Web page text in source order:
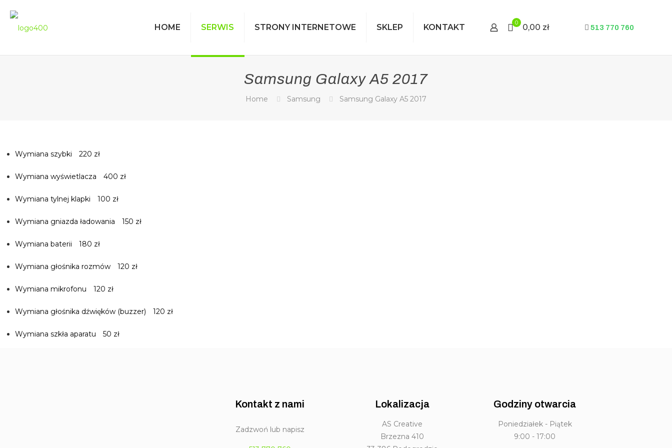
HOME SERWIS STRONY INTERNETOWE SKLEP KONTAKT 0 0,00 zł 513 770 760
Samsung Galaxy A5 2017
Home Samsung Samsung Galaxy A5 2017
Wymiana szybki 220 zł
Wymiana wyświetlacza 400 zł
Wymiana tylnej klapki 100 zł
Wymiana gniazda ładowania 150 zł
Wymiana baterii 180 zł
Wymiana głośnika rozmów 120 zł
Wymiana mikrofonu 120 zł
Wymiana głośnika dźwięków (buzzer) 120 zł
Wymiana szkła aparatu 50 zł
Kontakt z nami
Zadzwoń lub napisz
Lokalizacja
AS Creative
Brzezna 410
Godziny otwarcia
Poniedziałek - Piątek
9:00 - 17:00